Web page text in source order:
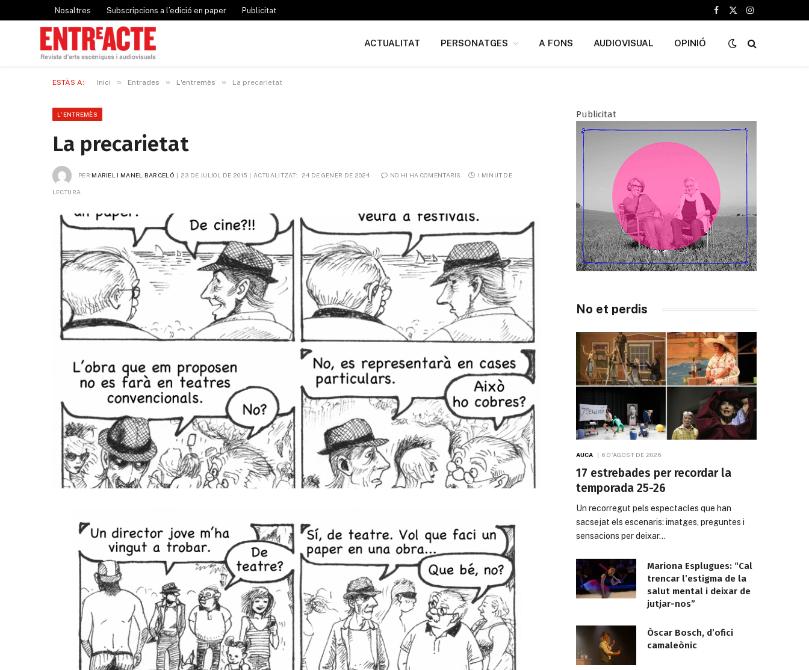
Nosaltres Subscripcions a l’edició en paper Publicitat
Facebook
X
Instagram
ACTUALITAT PERSONATGES A FONS AUDIOVISUAL OPINIÓ
ESTÀS A: Inici » Entrades » L'entremès » La precarietat
L'ENTREMÈS
La precarietat
PER MARIEL I MANEL BARCELÓ 23 DE JULIOL DE 2015 ACTUALITZAT: 24 DE GENER DE 2024 NO HI HA COMENTARIS 1 MINUT DE
LECTURA
Publicitat
No et perdis
AUCA 6 D'AGOST DE 2026
17 estrebades per recordar la
temporada 25-26
Un recorregut pels espectacles que han
sacsejat els escenaris: imatges, preguntes i
sensacions per deixar…
Mariona Esplugues: “Cal
trencar l’estigma de la
salut mental i deixar de
jutjar-nos”
Òscar Bosch, d’ofici
camaleònic